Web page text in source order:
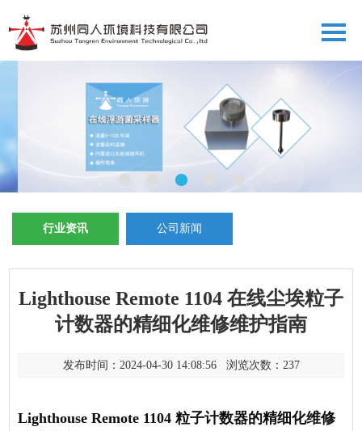
行业资讯 公司新闻
Lighthouse Remote 1104 在线尘埃粒子
计数器的精细化维修维护指南
发布时间：2024-04-30 14:08:56 浏览次数： 237
Lighthouse Remote 1104 粒子计数器的精细化维修